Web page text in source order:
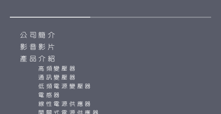
公司簡介
影音影片
產品介紹
高頻變壓器
通訊變壓器
低頻電源變壓器
電感器
線性電源供應器